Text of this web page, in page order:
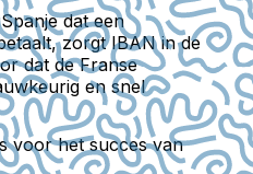
dat een
zorgt IBAN in de
dat de Franse
en snel
voor het succes van